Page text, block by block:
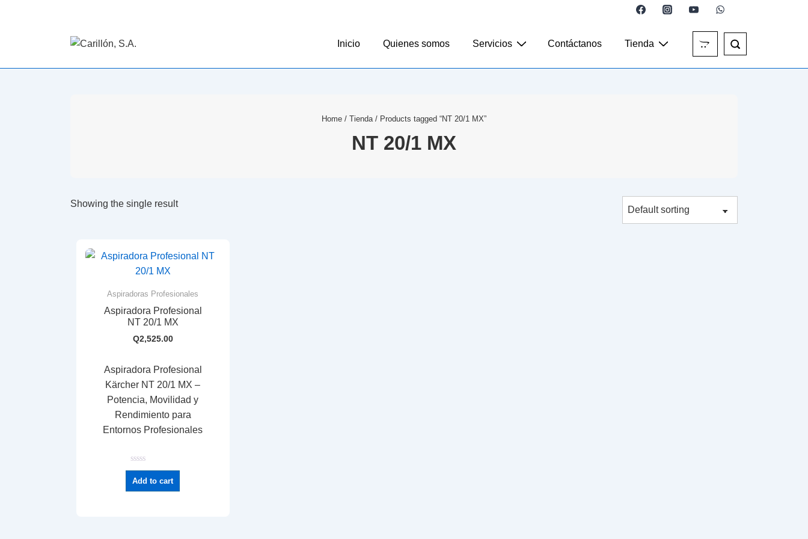
Inicio Quienes somos Servicios Contáctanos Tienda
Home / Tienda/ Products tagged “NT 20/1 MX”
NT 20/1 MX
Showing the single result
Aspiradoras Profesionales
Aspiradora Profesional
NT 20/1 MX
Q2,525.00
Aspiradora Profesional
Kärcher NT 20/1 MX –
Potencia, Movilidad y
Rendimiento para
Entornos Profesionales
R
a
t
e
Add to cart